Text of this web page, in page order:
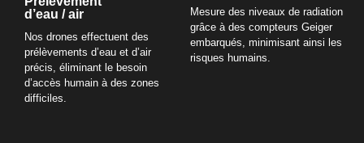
d’eau / air
Nos drones effectuent des
prélèvements d’eau et d’air
précis, éliminant le besoin
d’accès humain à des zones
difficiles.
Mesure des niveaux de radiation
grâce à des compteurs Geiger
embarqués, minimisant ainsi les
risques humains.